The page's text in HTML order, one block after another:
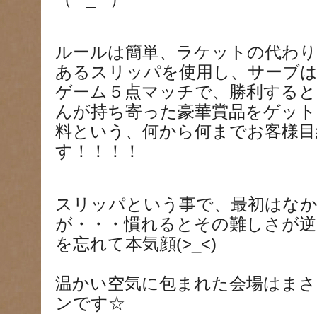
ルールは簡単、ラケットの代わ
あるスリッパを使用し、サーブ
ゲーム５点マッチで、勝利する
んが持ち寄った豪華賞品をゲッ
料という、何から何までお客様
す！！！！
スリッパという事で、最初はな
が・・・慣れるとその難しさが
を忘れて本気顔(>_<)
温かい空気に包まれた会場はま
ンです☆